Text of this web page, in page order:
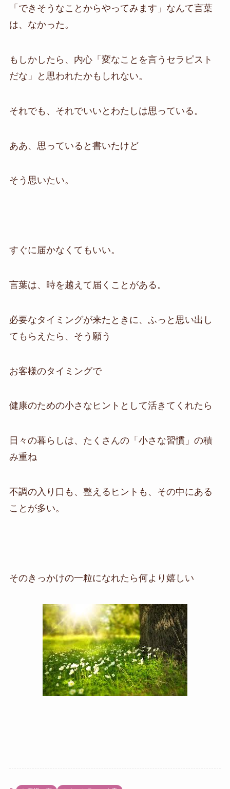
「できそうなことからやってみます」なんて言葉
は、なかった。
もしかしたら、内心「変なことを言うセラピスト
だな」と思われたかもしれない。
それでも、それでいいとわたしは思っている。
ああ、思っていると書いたけど
そう思いたい。
すぐに届かなくてもいい。
言葉は、時を越えて届くことがある。
必要なタイミングが来たときに、ふっと思い出し
てもらえたら、そう願う
お客様のタイミングで
健康のための小さなヒントとして活きてくれたら
日々の暮らしは、たくさんの「小さな習慣」の積
み重ね
不調の入り口も、整えるヒントも、その中にある
ことが多い。
そのきっかけの一粒になれたら何より嬉しい